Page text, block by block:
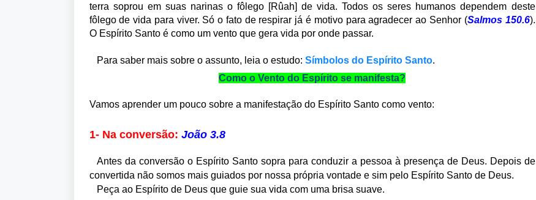
terra soprou em suas narinas o fôlego [Rûah] de vida. Todos os seres humanos dependem deste
fôlego de vida para viver. Só o fato de respirar já é motivo para agradecer ao Senhor (Salmos 150.6).
O Espírito Santo é como um vento que gera vida por onde passar.
Para saber mais sobre o assunto, l eia o estudo: Símbolos do Espírito Santo.
Como o Vento do Espírito se manifesta?
Vamos aprender um pouco sobre a manifestação do Espírito Santo como vento:
1- Na conversão: João 3.8
Antes da conversão o Espírito Santo sopra para conduzir a pessoa à presença de Deus. Depois de
convertida não somos mais guiados por nossa própria vontade e sim pelo Espírito Santo de Deus.
Peça ao Espírito de Deus que guie sua vida com uma brisa suave.